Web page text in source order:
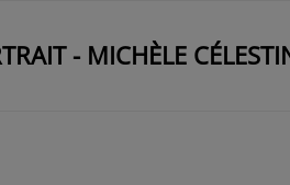
- MICHÈLE